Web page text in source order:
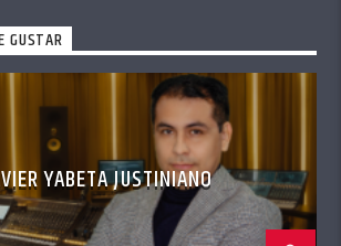
GUSTAR
YABETA JUSTINIANO